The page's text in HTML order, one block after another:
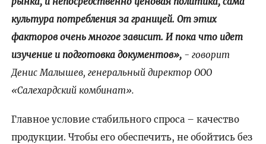
культура потребления за границей. От этих
факторов очень многое зависит. И пока что идет
изучение и подготовка документов», - говорит
Денис Малышев, генеральный директор ООО
«Салехардский комбинат».
Главное условие стабильного спроса – качество
продукции. Чтобы его обеспечить, не обойтись без